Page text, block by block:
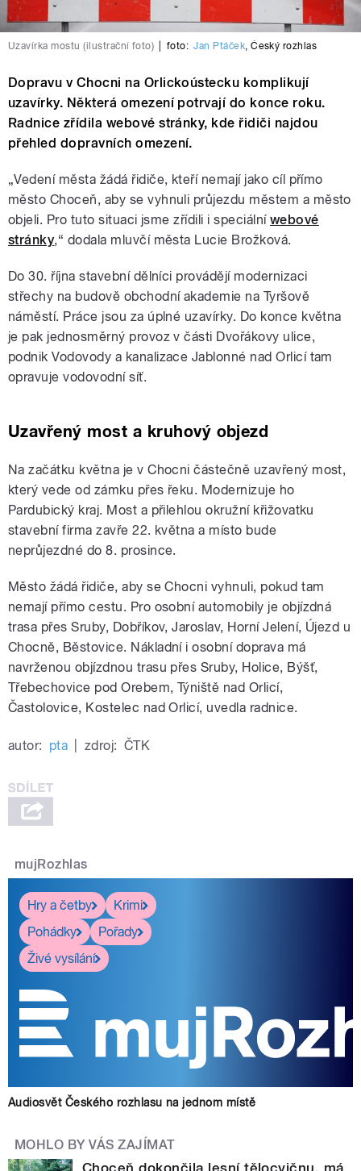
Uzavírka mostu (ilustrační foto) foto: Jan Ptáček,Český rozhlas
Dopravu v Chocni na Orlickoústecku komplikují
uzavírky. Některá omezení potrvají do konce roku.
Radnice zřídila webové stránky, kde řidiči najdou
přehled dopravních omezení.
„Vedení města žádá řidiče, kteří nemají jako cíl přímo
město Choceň, aby se vyhnuli průjezdu městem a město
objeli. Pro tuto situaci jsme zřídili i speciálníwebové
stránky,“ dodala mluvčí města Lucie Brožková.
Do 30. října stavební dělníci provádějí modernizaci
střechy na budově obchodní akademie na Tyršově
náměstí. Práce jsou za úplné uzavírky. Do konce května
je pak jednosměrný provoz v části Dvořákovy ulice,
podnik Vodovody a kanalizace Jablonné nad Orlicí tam
opravuje vodovodní síť.
Uzavřený most a kruhový objezd
Na začátku května je v Chocni částečně uzavřený most,
který vede od zámku přes řeku. Modernizuje ho
Pardubický kraj. Most a přilehlou okružní křižovatku
stavební firma zavře 22. května a místo bude
neprůjezdné do 8. prosince.
Město žádá řidiče, aby se Chocni vyhnuli, pokud tam
nemají přímo cestu. Pro osobní automobily je objízdná
trasa přes Sruby, Dobříkov, Jaroslav, Horní Jelení, Újezd u
Chocně, Běstovice. Nákladní i osobní doprava má
navrženou objízdnou trasu přes Sruby, Holice, Býšť,
Třebechovice pod Orebem, Týniště nad Orlicí,
Častolovice, Kostelec nad Orlicí, uvedla radnice.
autor: pta zdroj: ČTK
mujRozhlas
Hry a četby
Krimi
Pohádky
Pořady
Živé vysílání
Audiosvět Českého rozhlasu na jednom místě
MOHLO BY VÁS ZAJÍMAT